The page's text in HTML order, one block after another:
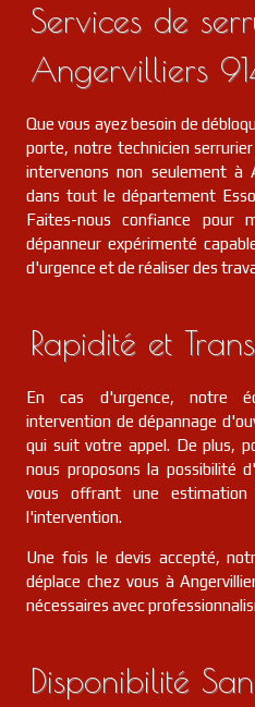
serrurier 91 Villebon-sur-yvette
Services de
Angervilliers
Que vous ayez besoin de
porte, notre technicien
intervenons non seulement à
dans tout le département
Faites-nous confiance pour
dépanneur expérimenté
d'urgence et de réaliser des
Rapidité et
En cas d'urgence, notre
intervention de dépannage
qui suit votre appel. De plus,
nous proposons la possibilité
vous offrant une
l'intervention.
Une fois le devis accepté,
déplace chez vous à
nécessaires avec
Disponibilité